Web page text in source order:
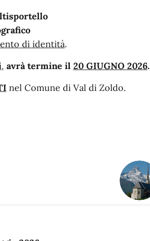
di identità.
, avrà termine il 20 GIUGNO 2026.
nel Comune di Val di Zoldo.